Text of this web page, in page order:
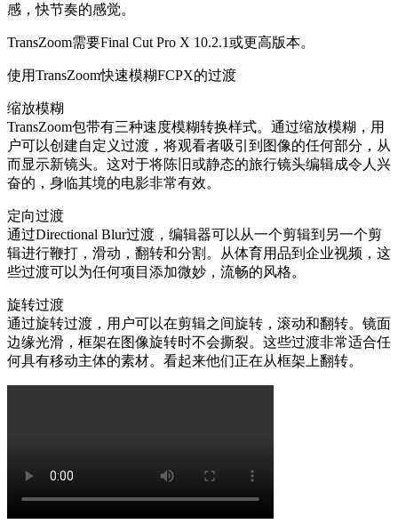
感，快节奏的感觉。
TransZoom需要Final Cut Pro X 10.2.1或更高版本。
使用TransZoom快速模糊FCPX的过渡
缩放模糊
TransZoom包带有三种速度模糊转换样式。通过缩放模糊，用
户可以创建自定义过渡，将观看者吸引到图像的任何部分，从
而显示新镜头。这对于将陈旧或静态的旅行镜头编辑成令人兴
奋的，身临其境的电影非常有效。
定向过渡
通过Directional Blur过渡，编辑器可以从一个剪辑到另一个剪
辑进行鞭打，滑动，翻转和分割。从体育用品到企业视频，这
些过渡可以为任何项目添加微妙，流畅的风格。
旋转过渡
通过旋转过渡，用户可以在剪辑之间旋转，滚动和翻转。镜面
边缘光滑，框架在图像旋转时不会撕裂。这些过渡非常适合任
何具有移动主体的素材。看起来他们正在从框架上翻转。